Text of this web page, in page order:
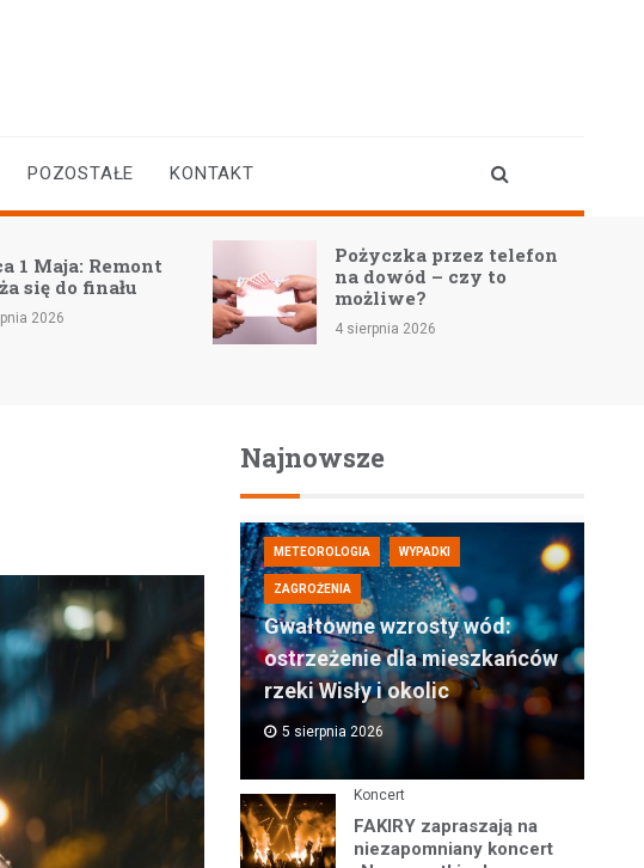
POZOSTAŁE KONTAKT
1 Maja: Remont
się do finału
2026
Pożyczka przez telefon
na dowód – czy to
możliwe?
4 sierpnia 2026
Najnowsze
METEOROLOGIA WYPADKI
ZAGROŻENIA
Gwałtowne wzrosty wód:
ostrzeżenie dla mieszkańców
rzeki Wisły i okolic
5 sierpnia 2026
Koncert
FAKIRY zapraszają na
niezapomniany koncert